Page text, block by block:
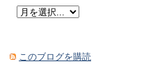
このブログを購読